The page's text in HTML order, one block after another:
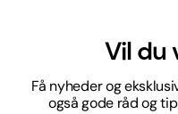
Vil du
Få nyheder og
også gode råd og